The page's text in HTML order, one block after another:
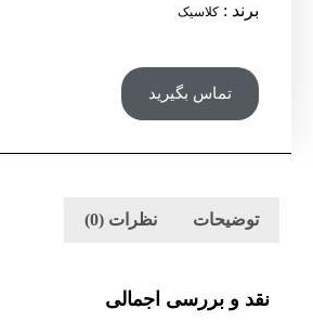
برند: کلاسیک
تماس بگیرید
توضیحات نظرات (0)
نقد و بررسی اجمالی